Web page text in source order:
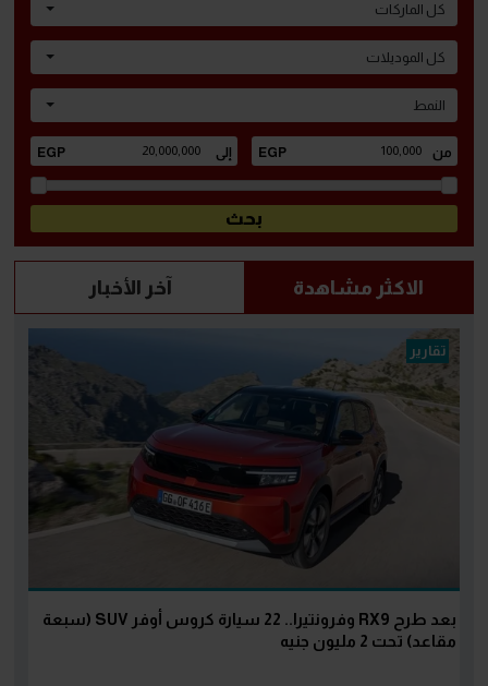
كل الماركات
كل الموديلات
النمط
الاكثر مشاهدة آخر الأخبار
تقارير
بعد طرح RX9 وفرونتيرا.. 22 سيارة كروس أوفر SUV (سبعة
مقاعد) تحت 2 مليون جنيه